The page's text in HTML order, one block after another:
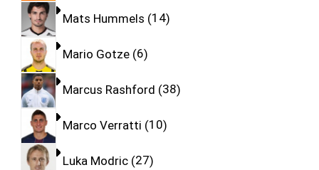
Mats Hummels 14
Mario Gotze 6
Marcus Rashford 38
Marco Verratti 10
Luka Modric 27